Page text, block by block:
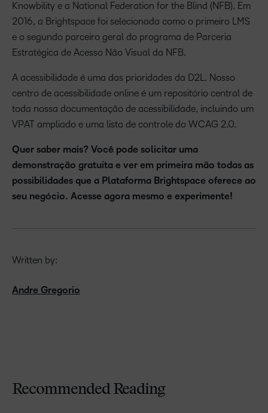
Knowbility e a National Federation for the Blind (NFB). Em
2016, a Brightspace foi selecionada como o primeiro LMS
e o segundo parceiro geral do programa de Parceria
Estratégica de Acesso Não Visual da NFB.
A acessibilidade é uma das prioridades da D2L. Nosso
centro de acessibilidade online é um repositório central de
toda nossa documentação de acessibilidade, incluindo um
VPAT ampliado e uma lista de controle do WCAG 2.0.
Quer saber mais? Você pode solicitar uma
demonstração gratuita e ver em primeira mão todas as
possibilidades que a Plataforma Brightspace oferece ao
seu negócio. Acesse agora mesmo e experimente!
Written by:
Andre Gregorio
Recommended Reading